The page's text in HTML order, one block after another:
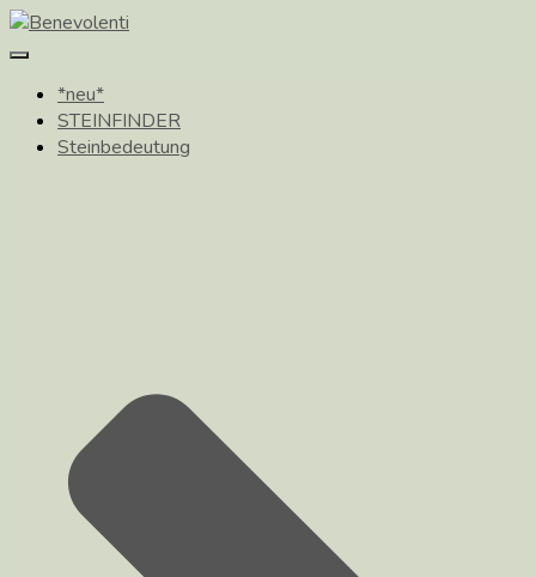
Toggle
*neu*
STEINFINDER
Steinbedeutung